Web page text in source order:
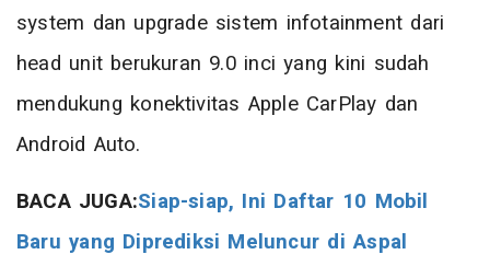
system dan upgrade sistem infotainment dari
head unit berukuran 9.0 inci yang kini sudah
mendukung konektivitas Apple CarPlay dan
Android Auto.
BACA JUGA:Siap-siap, Ini Daftar 10 Mobil
Baru yang Diprediksi Meluncur di Aspal